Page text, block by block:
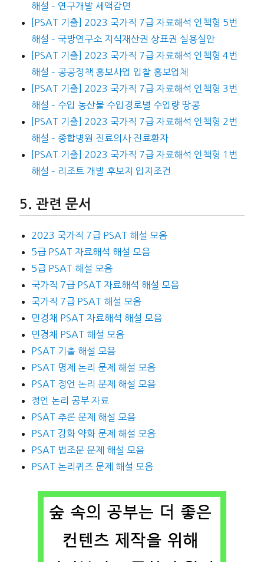
해설 – 연구개발 세액감면
[PSAT 기출] 2023 국가직 7급 자료해석 인책형 5번
해설 – 국방연구소 지식재산권 상표권 실용실안
[PSAT 기출] 2023 국가직 7급 자료해석 인책형 4번
해설 – 공공정책 홍보사업 입찰 홍보업체
[PSAT 기출] 2023 국가직 7급 자료해석 인책형 3번
해설 – 수입 농산물 수입경로별 수입량 땅콩
[PSAT 기출] 2023 국가직 7급 자료해석 인책형 2번
해설 – 종합병원 진료의사 진료환자
[PSAT 기출] 2023 국가직 7급 자료해석 인책형 1번
해설 – 리조트 개발 후보지 입지조건
관련 문서
2023 국가직 7급 PSAT 해설 모음
5급 PSAT 자료해석 해설 모음
5급 PSAT 해설 모음
국가직 7급 PSAT 자료해석 해설 모음
국가직 7급 PSAT 해설 모음
민경채 PSAT 자료해석 해설 모음
민경채 PSAT 해설 모음
PSAT 기출 해설 모음
PSAT 명제 논리 문제 해설 모음
PSAT 정언 논리 문제 해설 모음
정언 논리 공부 자료
PSAT 추론 문제 해설 모음
PSAT 강화 약화 문제 해설 모음
PSAT 법조문 문제 해설 모음
PSAT 논리퀴즈 문제 해설 모음